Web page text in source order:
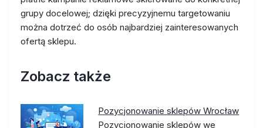
grupy docelowej; dzięki precyzyjnemu targetowaniu
można dotrzeć do osób najbardziej zainteresowanych
ofertą sklepu.
Zobacz także
Pozycjonowanie sklepów Wrocław
Pozycjonowanie sklepów we